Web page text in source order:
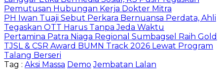
Pemutusan Hubungan Kerja Dokter Mitra
PH Iwan Tuaji Sebut Perkara Bernuansa Perdata, Ahli
Tegaskan OTT Harus Tanpa Jeda Waktu
Pertamina Patra Niaga Regional Sumbagsel Raih Gold
TJSL & CSR Award BUMN Track 2026 Lewat Program
Talang Berseri
Tag : Aksi Massa Demo Jembatan Lalan